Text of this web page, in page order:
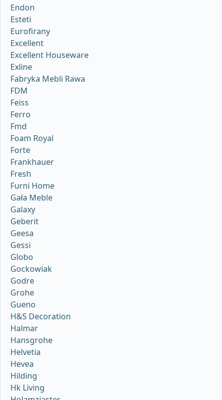
Endon
Esteti
Eurofirany
Excellent
Excellent Houseware
Exline
Fabryka Mebli Rawa
FDM
Feiss
Ferro
Fmd
Foam Royal
Forte
Frankhauer
Fresh
Furni Home
Gała Meble
Galaxy
Geberit
Geesa
Gessi
Globo
Gockowiak
Godre
Grohe
Gueno
H&S Decoration
Halmar
Hansgrohe
Helvetia
Hevea
Hilding
Hk Living